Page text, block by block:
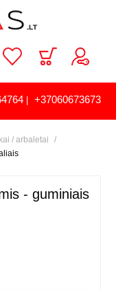
| +37060673673
/ arbaletai
- guminiais